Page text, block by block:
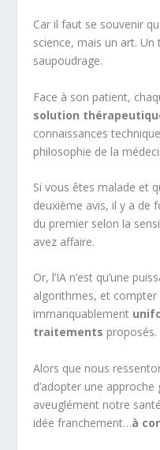
Car il faut se souvenir
science, mais un art.
saupoudrage.
Face à son patient,
solution
connaissances
philosophie de la
Si vous êtes malade et
deuxième avis, il y a de
du premier selon la
avez affaire.
Or, l’IA n’est qu’une
algorithmes, et compter
immanquablement
traitements proposés.
Alors que nous
d’adopter une
aveuglément notre
idée franchement…à